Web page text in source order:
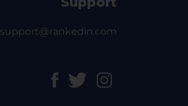
support@rankedin.com